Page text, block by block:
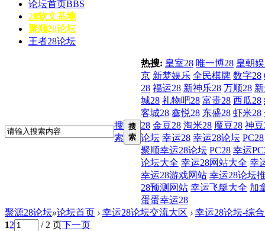
论坛首页BBS
28软文基地
聚顺28论坛
王者28论坛
搜
索
搜
索
热搜: 皇室28 唯一博28 皇朝
京 新梦娱乐 全民棋牌 数字28
28 福运28 新神乐28 万顺28
城28 礼物吧28 富贵28 西瓜28
客城28 鑫悦28 东盛28 虾米28
28 金豆28 淘米28 魔豆28 神豆
论坛 幸运28 幸运28论坛 PC28
聚顺幸运28论坛 PC28 幸运
论坛大全 幸运28网站大全 幸
幸运28游戏网站 幸运28论坛
28预测网站 幸运飞艇大全 加
蛋蛋幸运28
聚源28论坛»论坛首页 › 幸运28论坛交流大区 › 幸运28论坛-综
12 / 2 页下一页